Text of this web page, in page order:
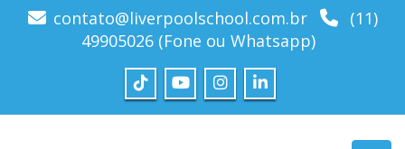
contato@liverpoolschool.com.br
(11)
49905026 (Fone ou Whatsapp)